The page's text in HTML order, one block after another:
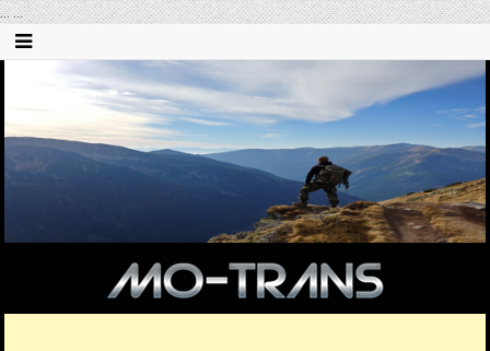
......